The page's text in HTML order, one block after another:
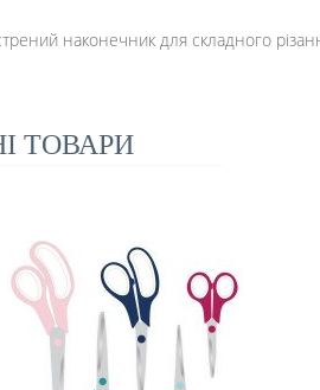
наконечник для складного
ТОВАРИ